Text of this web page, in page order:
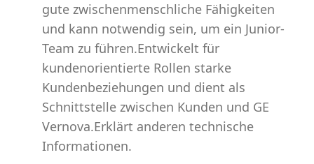
gute zwischenmenschliche Fähigkeiten
und kann notwendig sein, um ein Junior-
Team zu führen.Entwickelt für
kundenorientierte Rollen starke
Kundenbeziehungen und dient als
Schnittstelle zwischen Kunden und GE
Vernova.Erklärt anderen technische
Informationen.